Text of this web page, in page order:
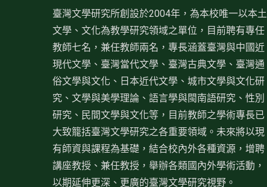
臺灣文學研究所創設於2004年，為本校唯一以本土
文學、文化為教學研究領域之單位，目前聘有專任
教師七名，兼任教師兩名，專長涵蓋臺灣與中國近
現代文學、臺灣當代文學、臺灣古典文學、臺灣通
俗文學與文化、日本近代文學、城市文學與文化研
究、文學與美學理論、語言學與閩南語研究、性別
研究、民間文學與文化等，目前教師之學術專長已
大致籠括臺灣文學研究之各重要領域。未來將以現
有師資與課程為基礎，結合校內外各種資源，增聘
講座教授、兼任教授，舉辦各類國內外學術活動，
以期延伸更深、更廣的臺灣文學研究視野。